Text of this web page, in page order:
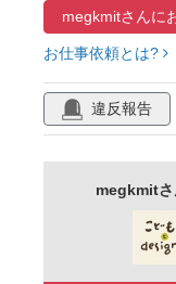
皮膚症状 消化器
megkmitさんに
お仕事依頼とは?
違反報告
megkmitさ